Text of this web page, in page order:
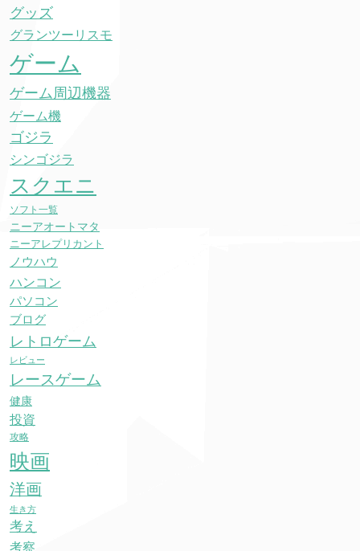
グッズ
グランツーリスモ
ゲーム
ゲーム周辺機器
ゲーム機
ゴジラ
シンゴジラ
スクエニ
ソフト一覧
ニーアオートマタ
ニーアレプリカント
ノウハウ
ハンコン
パソコン
ブログ
レトロゲーム
レビュー
レースゲーム
健康
投資
攻略
映画
洋画
生き方
考え
考察